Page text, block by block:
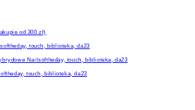
od 300 zł)
touch, biblioteka, da23
Nailsoftheday, touch, biblioteka, da23
touch, biblioteka, da23